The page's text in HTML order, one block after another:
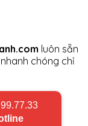
luôn sẵn
nhanh chóng chỉ